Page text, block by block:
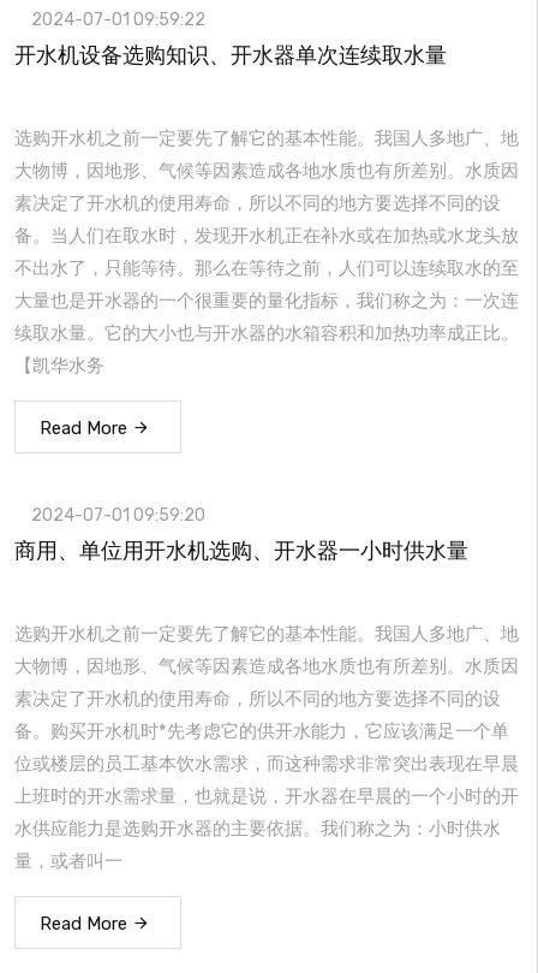
2024-07-01 09:59:22
开水机设备选购知识、开水器单次连续取水量
选购开水机之前一定要先了解它的基本性能。我国人多地广、地
大物博，因地形、气候等因素造成各地水质也有所差别。水质因
素决定了开水机的使用寿命，所以不同的地方要选择不同的设
备。当人们在取水时，发现开水机正在补水或在加热或水龙头放
不出水了，只能等待。那么在等待之前，人们可以连续取水的至
大量也是开水器的一个很重要的量化指标，我们称之为：一次连
续取水量。它的大小也与开水器的水箱容积和加热功率成正比。
【凯华水务
Read More
2024-07-01 09:59:20
商用、单位用开水机选购、开水器一小时供水量
选购开水机之前一定要先了解它的基本性能。我国人多地广、地
大物博，因地形、气候等因素造成各地水质也有所差别。水质因
素决定了开水机的使用寿命，所以不同的地方要选择不同的设
备。购买开水机时*先考虑它的供开水能力，它应该满足一个单
位或楼层的员工基本饮水需求，而这种需求非常突出表现在早晨
上班时的开水需求量，也就是说，开水器在早晨的一个小时的开
水供应能力是选购开水器的主要依据。我们称之为：小时供水
量，或者叫一
Read More